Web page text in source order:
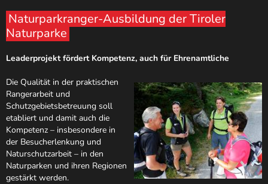
Naturpark
Naturparkranger-Ausbildung der Tiroler
Naturparke
Leaderprojekt fördert Kompetenz, auch für Ehrenamtliche
Die Qualität in der praktischen
Rangerarbeit und
Schutzgebietsbetreuung soll
etabliert und damit auch die
Kompetenz – insbesondere in
der Besucherlenkung und
Naturschutzarbeit – in den
Naturparken und ihren Regionen
gestärkt werden.